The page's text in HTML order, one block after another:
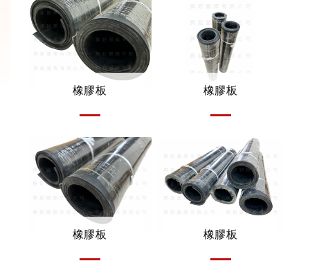
橡膠板 橡膠板
橡膠板 橡膠板